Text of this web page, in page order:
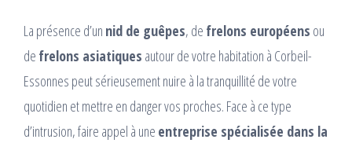
La présence d’un nid de guêpes, de frelons européens ou
de frelons asiatiques autour de votre habitation à Corbeil-
Essonnes peut sérieusement nuire à la tranquillité de votre
quotidien et mettre en danger vos proches. Face à ce type
d’intrusion, faire appel à une entreprise spécialisée dans la